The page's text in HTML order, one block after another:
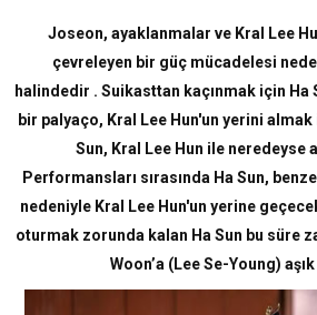
Joseon, ayaklanmalar ve Kral Lee
çevreleyen bir güç mücadelesi
halindedir . Suikasttan kaçınmak için Ha
bir palyaço, Kral Lee Hun'un yerini
Sun, Kral Lee Hun ile neredeyse
Performansları sırasında Ha Sun,
nedeniyle Kral Lee Hun'un yerine
oturmak zorunda kalan Ha Sun bu süre
Woon’a (Lee Se-Young)